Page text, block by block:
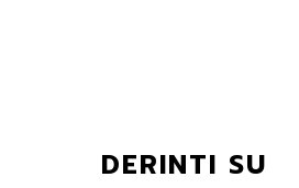
DERINTI SU